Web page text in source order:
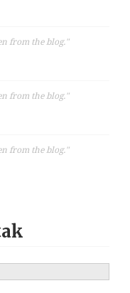
from the blog."
from the blog."
from the blog."